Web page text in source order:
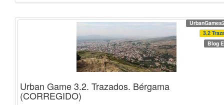
3.2
Blog
Urban Game 3.2. Trazados. Bérgama
(CORREGIDO)